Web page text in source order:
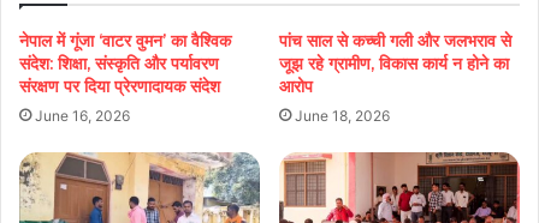
नेपाल में गूंजा ‘वाटर वुमन’ का वैश्विक
संदेश: शिक्षा, संस्कृति और पर्यावरण
संरक्षण पर दिया प्रेरणादायक संदेश
June 16, 2026
पांच साल से कच्ची गली और जलभराव से
जूझ रहे ग्रामीण, विकास कार्य न होने का
आरोप
June 18, 2026